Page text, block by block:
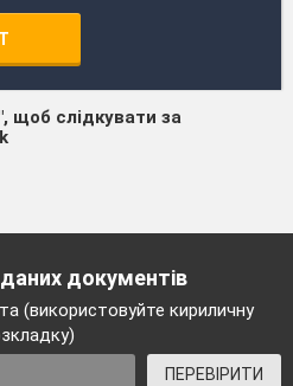
щоб слідкувати за
документів
(використовуйте кириличну
ПЕРЕВІРИТИ